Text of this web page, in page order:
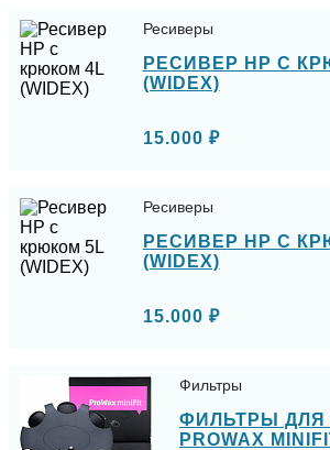
Ресиверы
РЕСИВЕР HP С
(WIDEX)
15.000 ₽
Ресиверы
РЕСИВЕР HP С
(WIDEX)
15.000 ₽
Фильтры
ФИЛЬТРЫ ДЛЯ
PROWAX